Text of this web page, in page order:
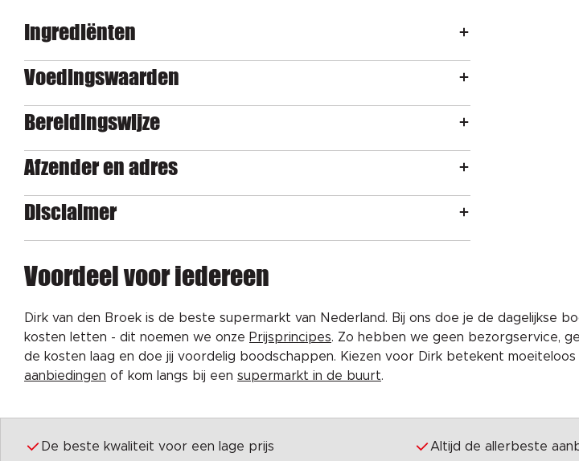
Ingrediënten
Voedingswaarden
Bereidingswijze
Afzender en adres
Disclaimer
Voordeel voor iedereen
Dirk van den Broek is de beste supermarkt van Nederland. Bij ons doe je de dagelijkse
kosten letten - dit noemen we onze Prijsprincipes. Zo hebben we geen bezorgservice,
de kosten laag en doe jij voordelig boodschappen. Kiezen voor Dirk betekent
aanbiedingen of kom langs bij een supermarkt in de buurt.
De beste kwaliteit voor een lage prijs Altijd de allerbeste